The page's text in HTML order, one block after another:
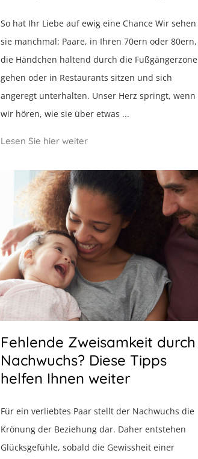
So hat Ihr Liebe auf ewig eine Chance Wir sehen
sie manchmal: Paare, in Ihren 70ern oder 80ern,
die Händchen haltend durch die Fußgängerzone
gehen oder in Restaurants sitzen und sich
angeregt unterhalten. Unser Herz springt, wenn
wir hören, wie sie über etwas ...
Lesen Sie hier weiter
Fehlende Zweisamkeit durch
Nachwuchs? Diese Tipps
helfen Ihnen weiter
Für ein verliebtes Paar stellt der Nachwuchs die
Krönung der Beziehung dar. Daher entstehen
Glücksgefühle, sobald die Gewissheit einer